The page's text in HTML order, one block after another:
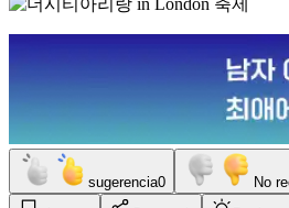
sugerencia0 No